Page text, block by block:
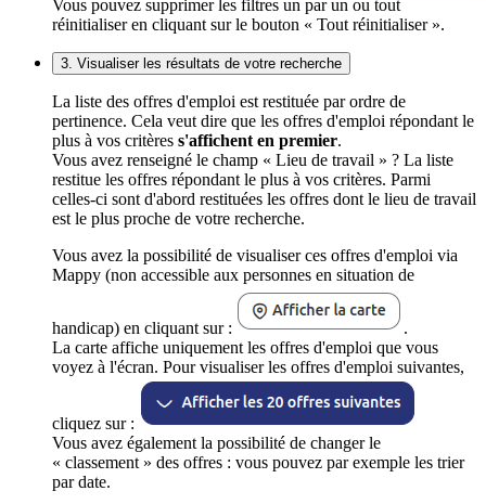
Vous pouvez supprimer les filtres un par un ou tout
réinitialiser en cliquant sur le bouton « Tout réinitialiser ».
3. Visualiser les résultats de votre recherche
La liste des offres d'emploi est restituée par ordre de
pertinence. Cela veut dire que les offres d'emploi répondant le
plus à vos critères s'affichent en premier.
Vous avez renseigné le champ « Lieu de travail » ? La liste
restitue les offres répondant le plus à vos critères. Parmi
celles-ci sont d'abord restituées les offres dont le lieu de travail
est le plus proche de votre recherche.
Vous avez la possibilité de visualiser ces offres d'emploi via
Mappy (non accessible aux personnes en situation de
handicap) en cliquant sur :
.
La carte affiche uniquement les offres d'emploi que vous
voyez à l'écran. Pour visualiser les offres d'emploi suivantes,
cliquez sur :
Vous avez également la possibilité de changer le
« classement » des offres : vous pouvez par exemple les trier
par date.